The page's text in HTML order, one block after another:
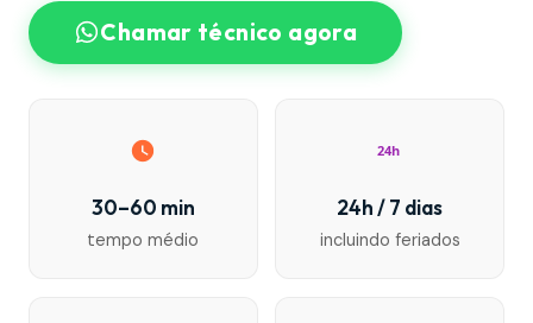
Chamar técnico agora
30–60 min
tempo médio
24h
24h / 7 dias
incluindo feriados